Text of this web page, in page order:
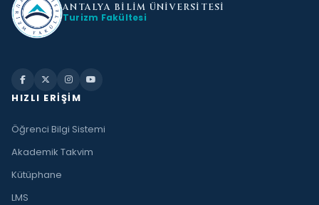
ANTALYA BİLİM ÜNİVERSİTESİ
Turizm Fakültesi
HIZLI ERIŞIM
Öğrenci Bilgi Sistemi
Akademik Takvim
Kütüphane
LMS